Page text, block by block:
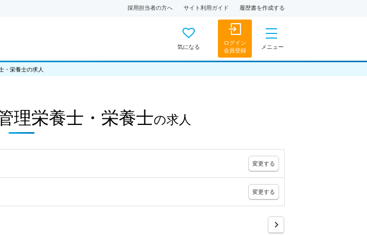
採用担当者の方へ サイト利用ガイド 履歴書を作成する
気になる
ログイン
会員登録
メニュー
・栄養士の求人
理栄養士・栄養士の求人
変更する
変更する